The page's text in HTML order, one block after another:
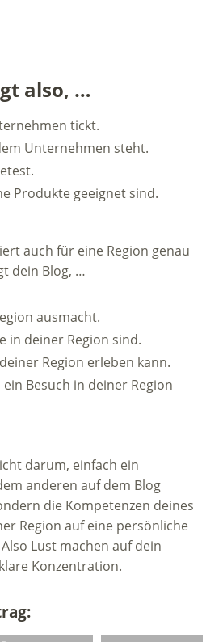
also, …
tickt.
Unternehmen steht.
Produkte geeignet sind.
auch für eine Region genau
dein Blog, …
ausmacht.
in deiner Region sind.
Region erleben kann.
Besuch in deiner Region
darum, einfach ein
anderen auf dem Blog
die Kompetenzen deines
Region auf eine persönliche
Lust machen auf dein
Konzentration.